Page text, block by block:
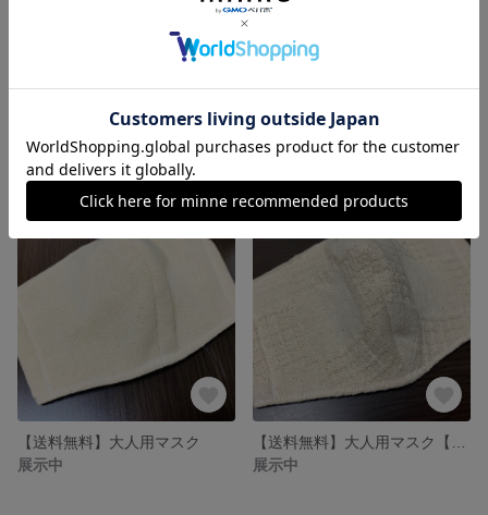
【送料無料】和モダン柄マスク
展示中
展示中
【送料無料】大人用マスク
展示中
展示中